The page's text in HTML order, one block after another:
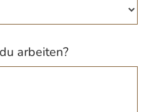
arbeiten?